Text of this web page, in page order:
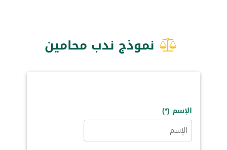
نموذج ندب محامين
الإسم (*)